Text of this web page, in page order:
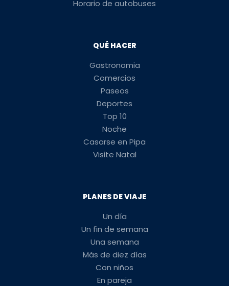
Horario de autobuses
QUÉ HACER
Gastronomia
Comercios
Paseos
Deportes
Top 10
Noche
Casarse en Pipa
Visite Natal
PLANES DE VIAJE
Un día
Un fin de semana
Una semana
Más de diez días
Con niños
En pareja